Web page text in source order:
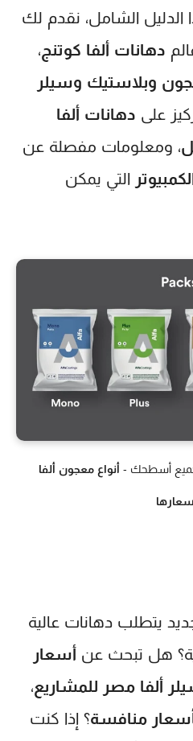
الشامل، نقدم لك
دهانات ألفا كوتنج،
وبلاستيك وسيلر
على دهانات ألفا
، ومعلومات مفصلة عن
التي يمكن
أسطحك - أنواع معجون ألفا
يتطلب دهانات عالية
هل تبحث عن أسعار
ألفا مصر للمشاريع،
منافسة؟ إذا كنت